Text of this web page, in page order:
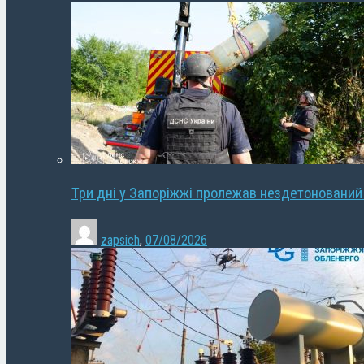
Три дні у Запоріжжі пролежав
zapsich, 07/08/2026